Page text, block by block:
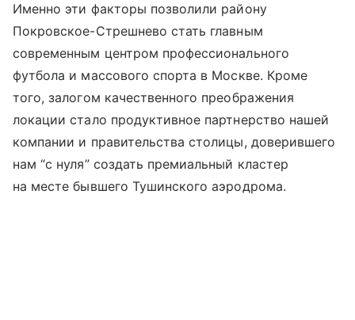
Именно эти факторы позволили району
Покровское-Стрешнево стать главным
современным центром профессионального
футбола и массового спорта в Москве. Кроме
того, залогом качественного преображения
локации стало продуктивное партнерство нашей
компании и правительства столицы, доверившего
нам “с нуля” создать премиальный кластер
на месте бывшего Тушинского аэродрома.